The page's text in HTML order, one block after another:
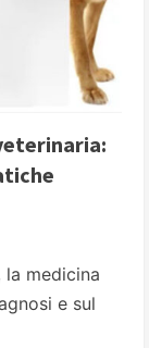
la medicina
e sul